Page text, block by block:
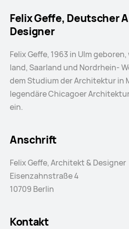
Felix Geffe, Deutscher
Designer
Felix Geffe, 1963 in Ulm
land, Saarland und Nordrhein-
dem Studium der Architektur in
legendäre Chicagoer
ein.
Anschrift
Felix Geffe, Architekt & Designer
Eisenzahnstraße 4
10709 Berlin
Kontakt